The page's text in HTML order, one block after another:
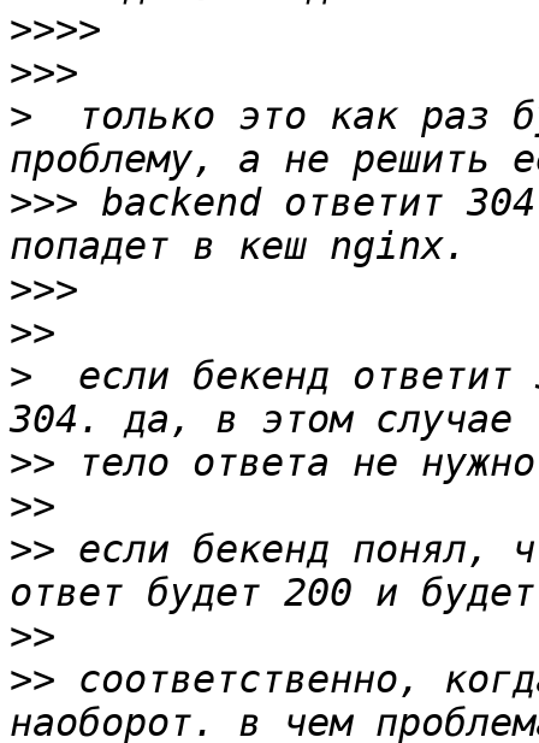
>>>>
>>>
>
только это как раз
>>> backend ответит
>>>
>>
>
если бекенд ответит
>>
>>
>> если бекенд понял,
>>
>> соответственно,